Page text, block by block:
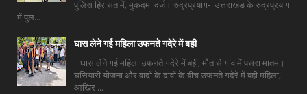
पुलिस हिरासत में, मुकदमा दर्ज। रुद्रप्रयाग- उत्तराखंड के रुद्रप्रयाग
में पुल...
घास लेने गई महिला उफनते गदेरे में बही
घास लेने गई महिला उफनते गदेरे में बही, मौत से गांव में पसरा मातम।
घसियारी योजना और वादों के दावों के बीच उफनते गदेरे में बही महिला,
आखिर ...